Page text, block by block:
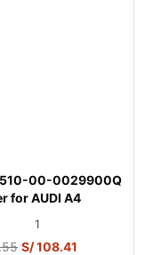
00-0029900Q
for AUDI A4
1
S/108.41